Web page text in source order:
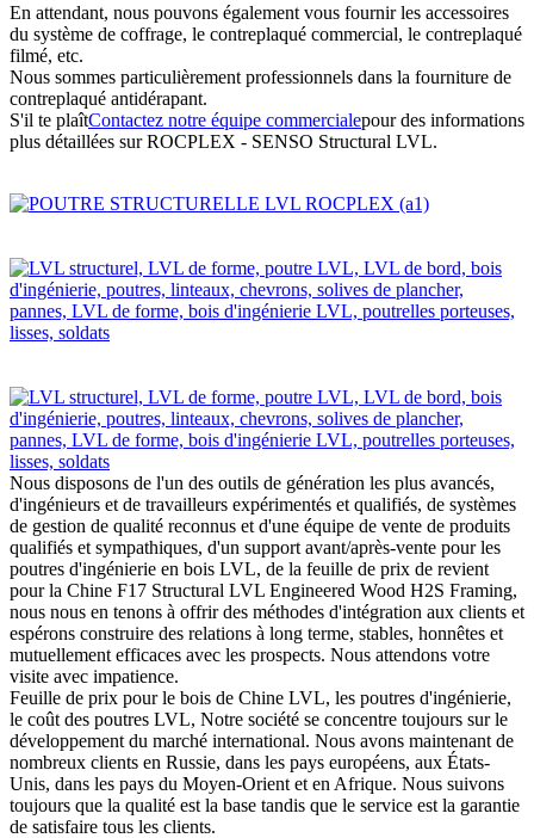
En attendant, nous pouvons également vous fournir les accessoires
du système de coffrage, le contreplaqué commercial, le contreplaqué
filmé, etc.
Nous sommes particulièrement professionnels dans la fourniture de
contreplaqué antidérapant.
S'il te plaîtContactez notre équipe commercialepour des informations
plus détaillées sur ROCPLEX - SENSO Structural LVL.
Nous disposons de l'un des outils de génération les plus avancés,
d'ingénieurs et de travailleurs expérimentés et qualifiés, de systèmes
de gestion de qualité reconnus et d'une équipe de vente de produits
qualifiés et sympathiques, d'un support avant/après-vente pour les
poutres d'ingénierie en bois LVL, de la feuille de prix de revient
pour la Chine F17 Structural LVL Engineered Wood H2S Framing,
nous nous en tenons à offrir des méthodes d'intégration aux clients et
espérons construire des relations à long terme, stables, honnêtes et
mutuellement efficaces avec les prospects. Nous attendons votre
visite avec impatience.
Feuille de prix pour le bois de Chine LVL, les poutres d'ingénierie,
le coût des poutres LVL, Notre société se concentre toujours sur le
développement du marché international. Nous avons maintenant de
nombreux clients en Russie, dans les pays européens, aux États-
Unis, dans les pays du Moyen-Orient et en Afrique. Nous suivons
toujours que la qualité est la base tandis que le service est la garantie
de satisfaire tous les clients.